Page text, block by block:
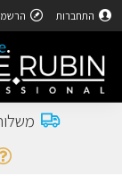
התחברות